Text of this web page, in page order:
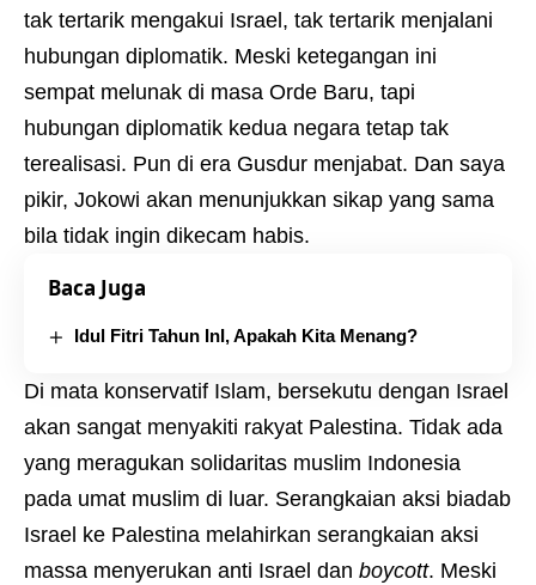
tak tertarik mengakui Israel, tak tertarik menjalani
hubungan diplomatik. Meski ketegangan ini
sempat melunak di masa Orde Baru, tapi
hubungan diplomatik kedua negara tetap tak
terealisasi. Pun di era Gusdur menjabat. Dan saya
pikir, Jokowi akan menunjukkan sikap yang sama
bila tidak ingin dikecam habis.
Baca Juga
Idul Fitri Tahun InI, Apakah Kita Menang?
Di mata konservatif Islam, bersekutu dengan Israel
akan sangat menyakiti rakyat Palestina. Tidak ada
yang meragukan solidaritas muslim Indonesia
pada umat muslim di luar. Serangkaian aksi biadab
Israel ke Palestina melahirkan serangkaian aksi
massa menyerukan anti Israel dan boycott. Meski